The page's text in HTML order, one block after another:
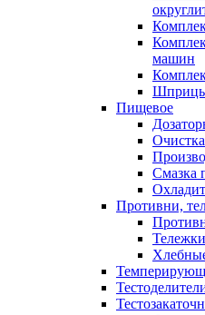
машин
Пищевое
Смазка
Противни,
Тележки